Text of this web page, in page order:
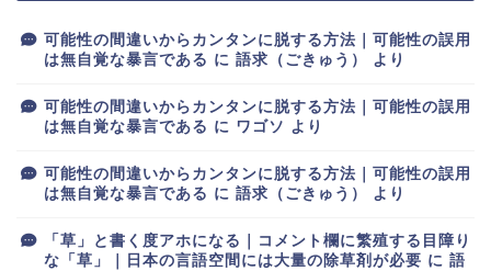
可能性の間違いからカンタンに脱する方法｜可能性の誤用
は無自覚な暴言である に 語求（ごきゅう） より
可能性の間違いからカンタンに脱する方法｜可能性の誤用
は無自覚な暴言である に ワゴソ より
可能性の間違いからカンタンに脱する方法｜可能性の誤用
は無自覚な暴言である に 語求（ごきゅう） より
「草」と書く度アホになる｜コメント欄に繁殖する目障り
な「草」｜日本の言語空間には大量の除草剤が必要 に 語